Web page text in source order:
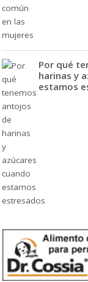
Por qué
harinas y
estamos